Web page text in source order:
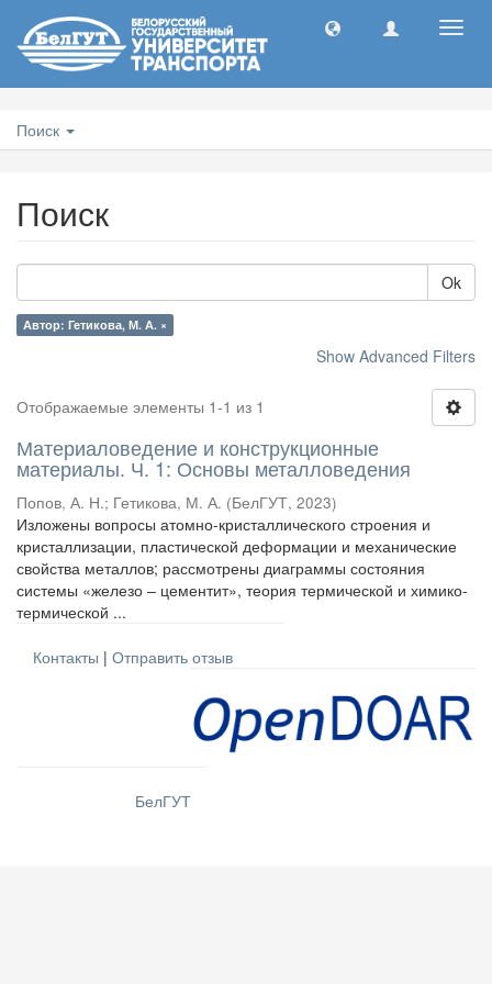
Поиск
Поиск
Ok
Автор: Гетикова, М. А. ×
Show Advanced Filters
Отображаемые элементы 1-1 из 1
Материаловедение и конструкционные
материалы. Ч. 1: Основы металловедения
Попов, А. Н.; Гетикова, М. А. (БелГУТ, 2023)
Изложены вопросы атомно-кристаллического строения и
кристаллизации, пластической деформации и механические
свойства металлов; рассмотрены диаграммы состояния
системы «железо – цементит», теория термической и химико-
термической ...
Контакты | Отправить отзыв
БелГУТ